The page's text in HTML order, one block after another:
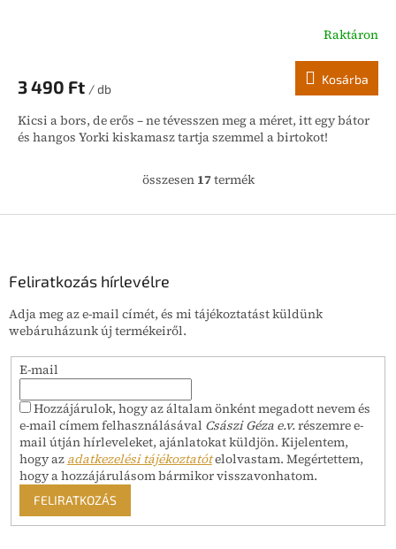
Raktáron
3 490 Ft / db
Kosárba
Kicsi a bors, de erős – ne tévesszen meg a méret, itt egy bátor
és hangos Yorki kiskamasz tartja szemmel a birtokot!
L
s
á
n
í
s
e
l
e
m
összesen 17termék
Feliratkozás hírlevélre
Adja meg az e-mail címét, és mi tájékoztatást küldünk
webáruházunk új termékeiről.
E-mail
Hozzájárulok, hogy az általam önként megadott nevem és
e-mail címem felhasználásával Császi Géza e.v.részemre e-
mail útján hírleveleket, ajánlatokat küldjön. Kijelentem,
hogy az adatkezelési tájékoztatótelolvastam. Megértettem,
hogy a hozzájárulásom bármikor visszavonhatom.
FELIRATKOZÁS